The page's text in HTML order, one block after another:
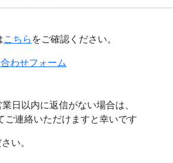
こちらをご確認ください。
わせフォーム
日以内に返信がない場合は、
ご連絡いただけますと幸いです
い。